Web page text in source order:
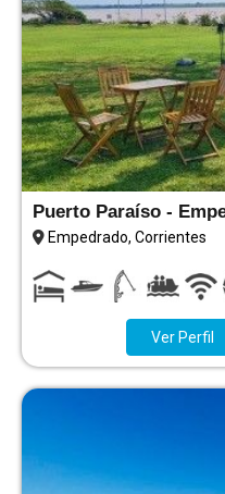
Puerto Paraíso -
Empedrado, Corrientes
Ver Perfil